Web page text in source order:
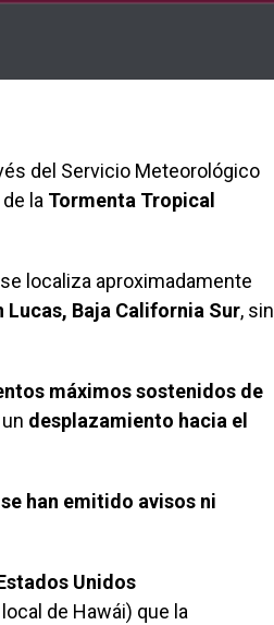
del Servicio Meteorológico
la Tormenta Tropical
localiza aproximadamente
Baja California Sur, sin
máximos sostenidos de
desplazamiento hacia el
han emitido avisos ni
Unidos
de Hawái) que la